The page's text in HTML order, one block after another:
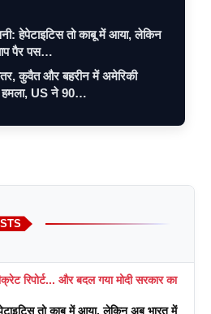
हेपेटाइटिस तो काबू में आया, लेकिन
पैर पस…
कुवैत और बहरीन में अमेरिकी
हमला, US ने 90…
रिपोर्ट... और बदल गया मोदी सरकार का
तो काबू में आया, लेकिन अब भारत में